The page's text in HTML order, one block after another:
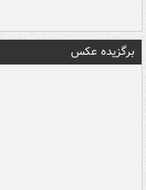
برگزیده عکس